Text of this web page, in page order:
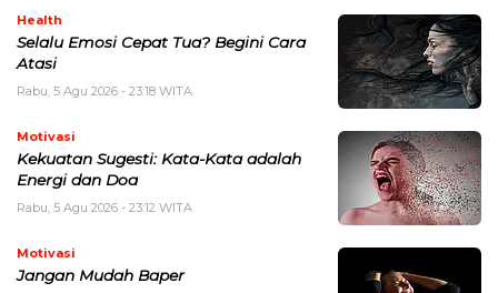
Health
Selalu Emosi Cepat Tua? Begini Cara
Atasi
Rabu, 5 Agu 2026 - 23:18 WITA
Motivasi
Kekuatan Sugesti: Kata-Kata adalah
Energi dan Doa
Rabu, 5 Agu 2026 - 23:12 WITA
Motivasi
Jangan Mudah Baper